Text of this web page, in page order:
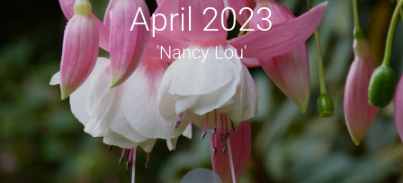
April 2023
'Nancy Lou'